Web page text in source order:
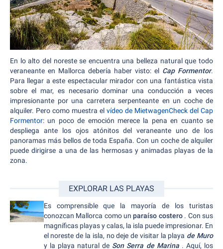
En lo alto del noreste se encuentra una belleza natural que todo
veraneante en Mallorca debería haber visto: el Cap Formentor.
Para llegar a este espectacular mirador con una fantástica vista
sobre el mar, es necesario dominar una conducción a veces
impresionante por una carretera serpenteante en un coche de
alquiler. Pero como muestra el vídeo de MietwagenCheck del Cap
Formentor: un poco de emoción merece la pena en cuanto se
despliega ante los ojos atónitos del veraneante uno de los
panoramas más bellos de toda España. Con un coche de alquiler
puede dirigirse a una de las hermosas y animadas playas de la
zona.
EXPLORAR LAS PLAYAS
Es comprensible que la mayoría de los turistas
conozcan Mallorca como unparaíso costero . Con sus
magníficas playas y calas, la isla puede impresionar. En
el noreste de la isla, no deje de visitar la playa de Muro
y la playa natural de Son Serra de Marina . Aquí, los